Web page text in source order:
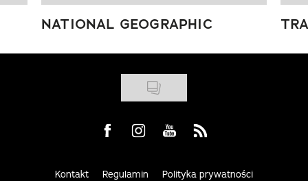
NATIONAL GEOGRAPHIC
Visit us on Facebook
Visit us on Instagram
Visit us on Youtube
Visit us on Rss
Kontakt Regulamin Polityka prywatności